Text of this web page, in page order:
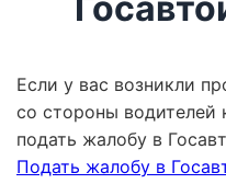
Если у вас возникли
со стороны
подать жалобу в
Подать жалобу в